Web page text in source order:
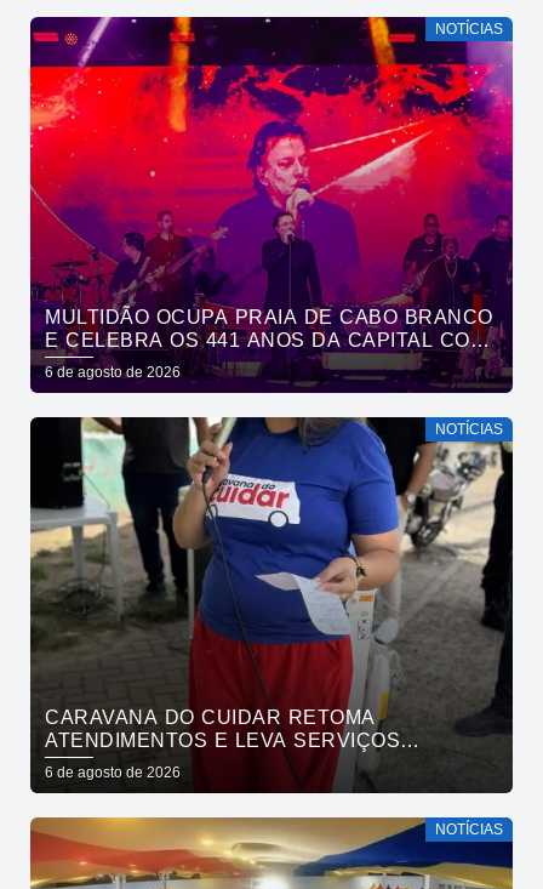
NOTÍCIAS
MULTIDÃO OCUPA PRAIA DE CABO BRANCO
E CELEBRA OS 441 ANOS DA CAPITAL COM
SHOWS DE ROUPA NOVA E FÁBIO JR
6 de agosto de 2026
NOTÍCIAS
CARAVANA DO CUIDAR RETOMA
ATENDIMENTOS E LEVA SERVIÇOS
GRATUITOS AO BAIRRO DE OITIZEIRO
NESTA SEXTA-FEIRA
6 de agosto de 2026
NOTÍCIAS